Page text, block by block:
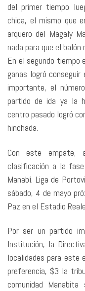
del primer tiempo
chica, el mismo que
arquero del Magaly
nada para que el
En el segundo tiempo
ganas logró
importante, el
partido de ida ya la
centro pasado logró
hinchada.
Con este empate,
clasificación a la
Manabí. Liga de
sábado, 4 de mayo
Paz en el Estadio
Por ser un partido
Institución, la
localidades para este
preferencia, $3 la
comunidad